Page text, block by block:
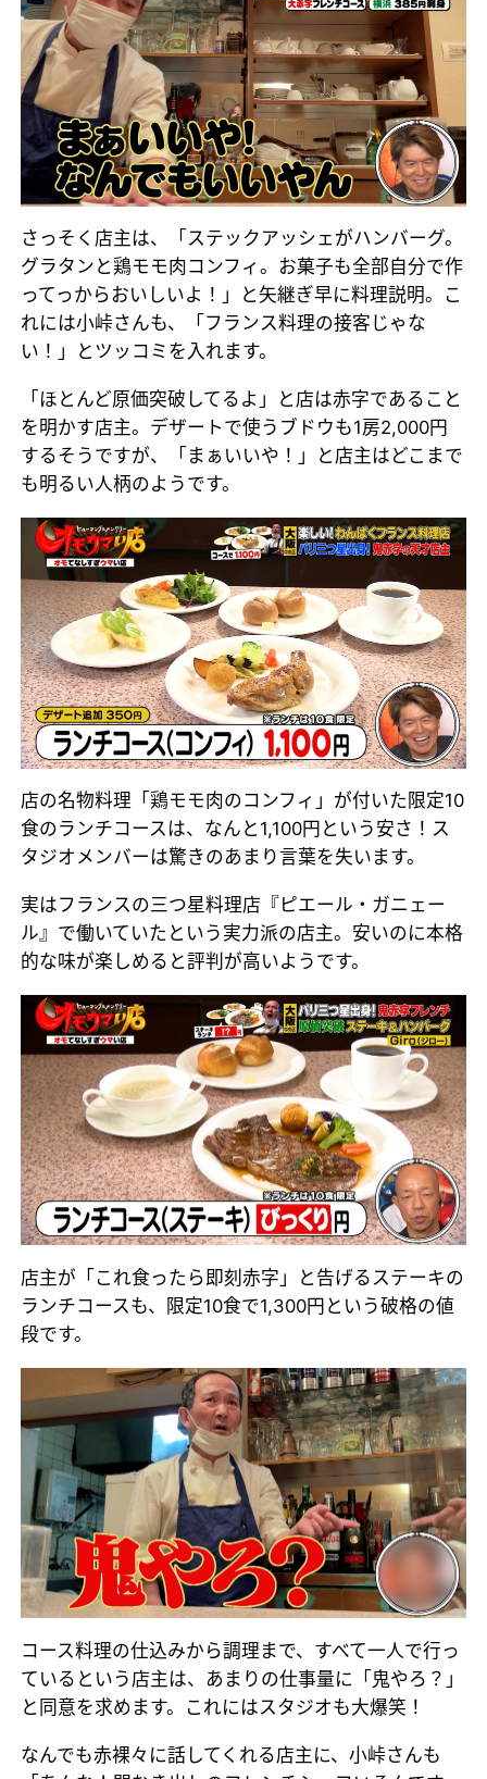
さっそく店主は、「ステックアッシェがハンバーグ。
グラタンと鶏モモ肉コンフィ。お菓子も全部自分で作
ってっからおいしいよ！」と矢継ぎ早に料理説明。こ
れには小峠さんも、「フランス料理の接客じゃな
い！」とツッコミを入れます。
「ほとんど原価突破してるよ」と店は赤字であること
を明かす店主。デザートで使うブドウも1房2,000円
するそうですが、「まぁいいや！」と店主はどこまで
も明るい人柄のようです。
店の名物料理「鶏モモ肉のコンフィ」が付いた限定10
食のランチコースは、なんと1,100円という安さ！ス
タジオメンバーは驚きのあまり言葉を失います。
実はフランスの三つ星料理店『ピエール・ガニェー
ル』で働いていたという実力派の店主。安いのに本格
的な味が楽しめると評判が高いようです。
店主が「これ食ったら即刻赤字」と告げるステーキの
ランチコースも、限定10食で1,300円という破格の値
段です。
コース料理の仕込みから調理まで、すべて一人で行っ
ているという店主は、あまりの仕事量に「鬼やろ？」
と同意を求めます。これにはスタジオも大爆笑！
なんでも赤裸々に話してくれる店主に、小峠さんも